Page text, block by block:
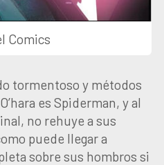
Comics
tormentoso y métodos
es Spiderman, y al
no rehuye a sus
puede llegar a
sobre sus hombros si